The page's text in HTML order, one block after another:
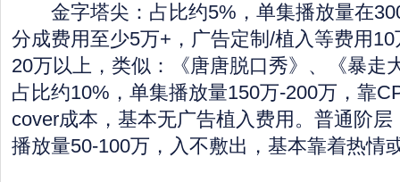
金字塔尖：占比约5%，单集播放量在
分成费用至少5万+，广告定制/植入等费用
20万以上，类似：《唐唐脱口秀》、《暴走
占比约10%，单集播放量150万-200万，靠
cover成本，基本无广告植入费用。普通阶
播放量50-100万，入不敷出，基本靠着热情